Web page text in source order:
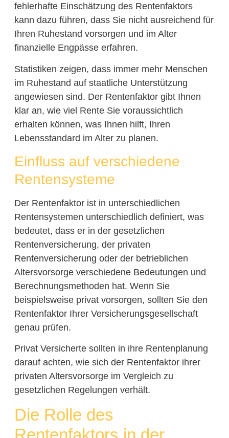
fehlerhafte Einschätzung des Rentenfaktors
kann dazu führen, dass Sie nicht ausreichend für
Ihren Ruhestand vorsorgen und im Alter
finanzielle Engpässe erfahren.
Statistiken zeigen, dass immer mehr Menschen
im Ruhestand auf staatliche Unterstützung
angewiesen sind. Der Rentenfaktor gibt Ihnen
klar an, wie viel Rente Sie voraussichtlich
erhalten können, was Ihnen hilft, Ihren
Lebensstandard im Alter zu planen.
Einfluss auf verschiedene
Rentensysteme
Der Rentenfaktor ist in unterschiedlichen
Rentensystemen unterschiedlich definiert, was
bedeutet, dass er in der gesetzlichen
Rentenversicherung, der privaten
Rentenversicherung oder der betrieblichen
Altersvorsorge verschiedene Bedeutungen und
Berechnungsmethoden hat. Wenn Sie
beispielsweise privat vorsorgen, sollten Sie den
Rentenfaktor Ihrer Versicherungsgesellschaft
genau prüfen.
Privat Versicherte sollten in ihre Rentenplanung
darauf achten, wie sich der Rentenfaktor ihrer
privaten Altersvorsorge im Vergleich zu
gesetzlichen Regelungen verhält.
Die Rolle des